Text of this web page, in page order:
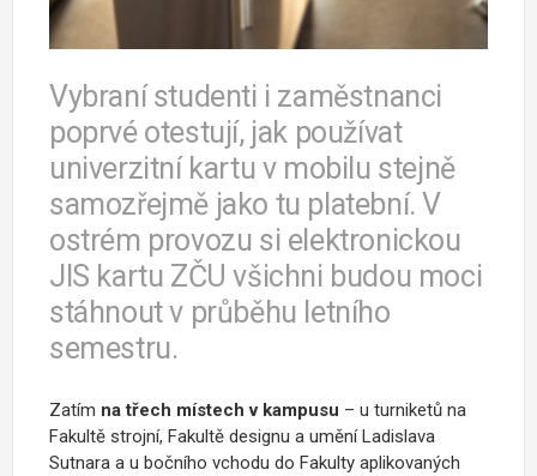
Vybraní studenti i zaměstnanci
poprvé otestují, jak používat
univerzitní kartu v mobilu stejně
samozřejmě jako tu platební. V
ostrém provozu si elektronickou
JIS kartu ZČU všichni budou moci
stáhnout v průběhu letního
semestru.
Zatím na třech místech v kampusu – u turniketů na
Fakultě strojní, Fakultě designu a umění Ladislava
Sutnara a u bočního vchodu do Fakulty aplikovaných